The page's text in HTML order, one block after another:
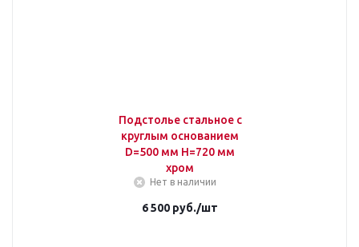
Подстолье стальное с
круглым основанием
D=500 мм H=720 мм
хром
Нет в наличии
6 500 руб./шт